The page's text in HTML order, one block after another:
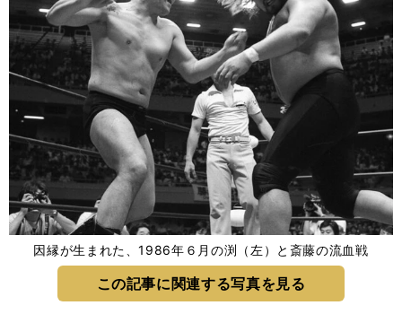
因縁が生まれた、1986年６月の渕（左）と斎藤の流血戦
この記事に関連する写真を見る